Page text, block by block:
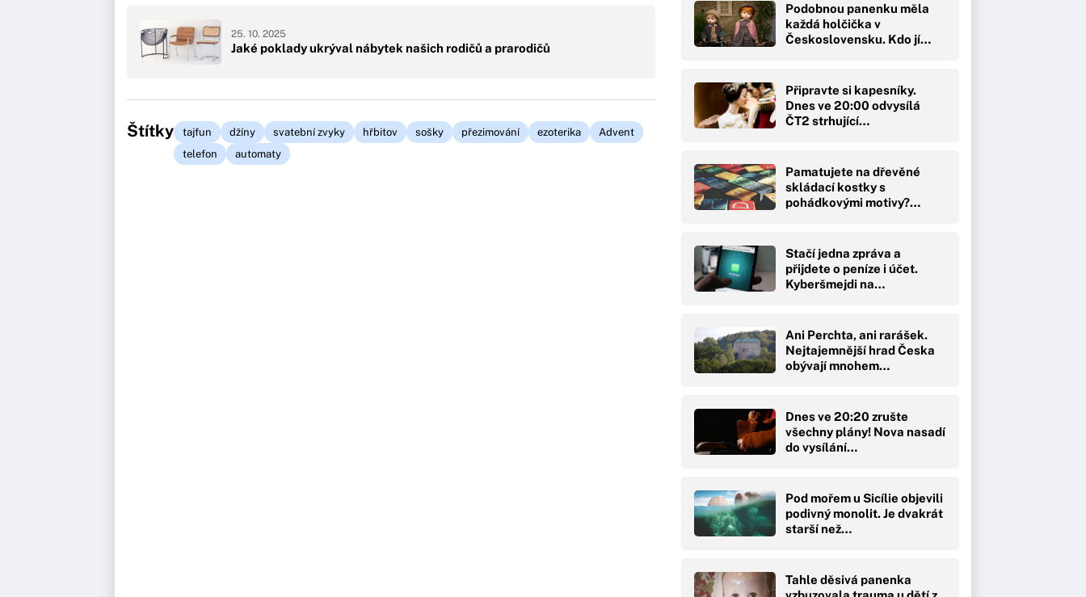
Jaké poklady ukrýval nábytek našich rodičů a prarodičů
25. 10. 2025
Štítky tajfun džíny svatební zvyky hřbitov sošky přezimování ezoterika
Advent
telefon
automaty
Podobnou panenku měla
každá holčička v
Československu. Kdo jí…
Připravte si kapesníky.
Dnes ve 20:00 odvysílá
ČT2 strhující…
Pamatujete na dřevěné
skládací kostky s
pohádkovými motivy?…
Stačí jedna zpráva a
přijdete o peníze i účet.
Kyberšmejdi na…
Ani Perchta, ani rarášek.
Nejtajemnější hrad Česka
obývají mnohem…
Dnes ve 20:20 zrušte
všechny plány! Nova nasadí
do vysílání…
Pod mořem u Sicílie objevili
podivný monolit. Je dvakrát
starší než…
Tahle děsivá panenka